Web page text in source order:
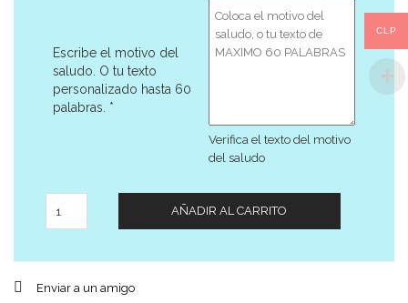
Escribe el motivo del
saludo. O tu texto
personalizado hasta 60
palabras. *
Verifica el texto del motivo
del saludo
AÑADIR AL CARRITO
Enviar a un amigo
CLP